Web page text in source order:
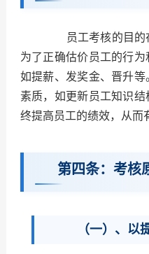
员工考核的目的
为了正确估价员工的行为
如提薪、发奖金、晋升
素质，如更新员工知识
终提高员工的绩效，从而
第四条：考核
（一）、以